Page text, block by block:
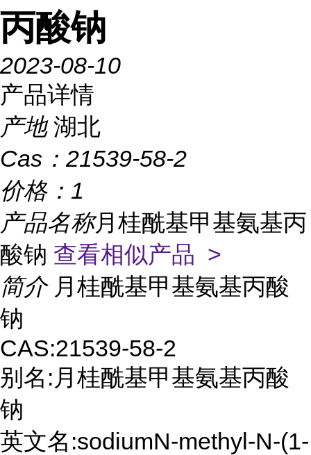
丙酸钠
2023-08-10
产品详情
产地 湖北
Cas： 21539-58-2
价格： 1
产品名称月桂酰基甲基氨基丙
酸钠 查看相似产品 >
简介 月桂酰基甲基氨基丙酸
钠
CAS:21539-58-2
别名:月桂酰基甲基氨基丙酸
钠
英文名:sodiumN-methyl-N-(1-